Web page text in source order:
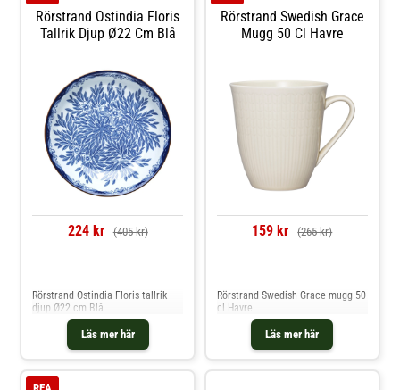
Rörstrand Ostindia Floris
Tallrik Djup Ø22 Cm Blå
224 kr (405 kr)
Läs mer här
Rörstrand Ostindia Floris tallrik
djup Ø22 cm Blå
Rörstrand Swedish Grace
Mugg 50 Cl Havre
159 kr (265 kr)
Läs mer här
Rörstrand Swedish Grace mugg 50
cl Havre